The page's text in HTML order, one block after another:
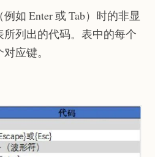
如 Enter 或 Tab）时的非显
列出的代码。表中的每个
应键。